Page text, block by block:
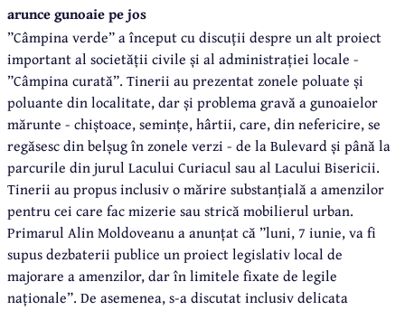
arunce gunoaie pe jos
”Câmpina verde” a început cu discuții despre un alt proiect
important al societății civile și al administrației locale -
”Câmpina curată”. Tinerii au prezentat zonele poluate și
poluante din localitate, dar și problema gravă a gunoaielor
mărunte - chiștoace, semințe, hârtii, care, din nefericire, se
regăsesc din belșug în zonele verzi - de la Bulevard și până la
parcurile din jurul Lacului Curiacul sau al Lacului Bisericii.
Tinerii au propus inclusiv o mărire substanțială a amenzilor
pentru cei care fac mizerie sau strică mobilierul urban.
Primarul Alin Moldoveanu a anunțat că ”luni, 7 iunie, va fi
supus dezbaterii publice un proiect legislativ local de
majorare a amenzilor, dar în limitele fixate de legile
naționale”. De asemenea, s-a discutat inclusiv delicata